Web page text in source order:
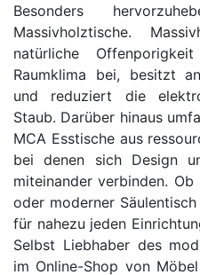
Besonders
Massivholztische.
natürliche
Raumklima bei, besitzt
und reduziert die
Staub. Darüber hinaus
MCA Esstische aus
bei denen sich Design
miteinander verbinden.
oder moderner
für nahezu jeden
Selbst Liebhaber des
im Online-Shop von